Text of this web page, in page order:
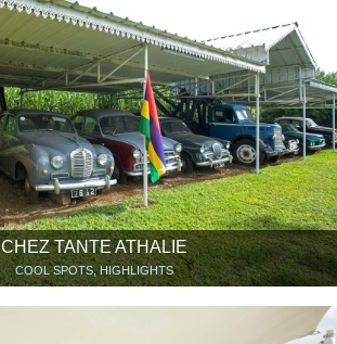
CHEZ TANTE ATHALIE
COOL SPOTS, HIGHLIGHTS